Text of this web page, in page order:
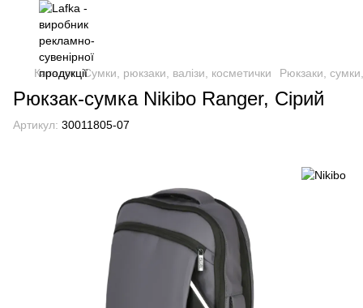
Каталог Сумки, рюкзаки, валізи, косметички Рюкзаки,
Рюкзак-сумка Nikibo Ranger, Сірий
Артикул: 30011805-07